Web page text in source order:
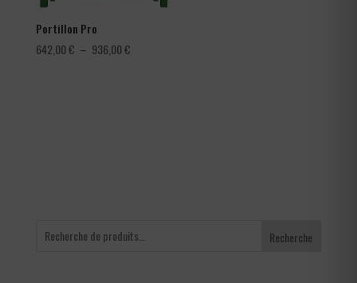
Portillon Pro
642,00€ – 936,00€Plage
Recherche